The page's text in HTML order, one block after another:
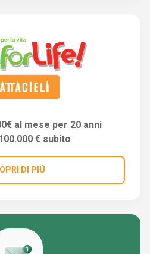
al mese per 20 anni
€ subito
DI PIÚ